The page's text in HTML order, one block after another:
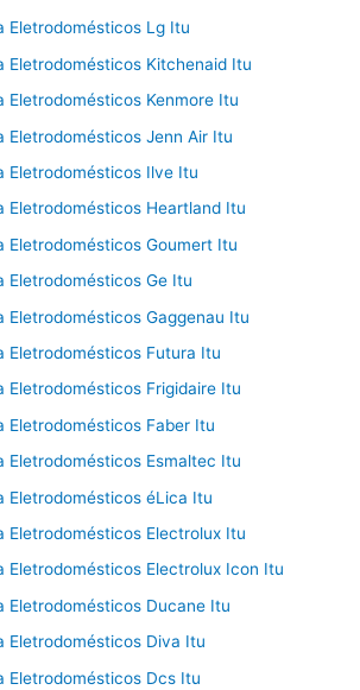
Eletrodomésticos Lg Itu
Eletrodomésticos Kitchenaid Itu
Eletrodomésticos Kenmore Itu
Eletrodomésticos Jenn Air Itu
Eletrodomésticos Ilve Itu
Eletrodomésticos Heartland Itu
Eletrodomésticos Goumert Itu
Eletrodomésticos Ge Itu
Eletrodomésticos Gaggenau Itu
Eletrodomésticos Futura Itu
Eletrodomésticos Frigidaire Itu
Eletrodomésticos Faber Itu
Eletrodomésticos Esmaltec Itu
Eletrodomésticos éLica Itu
Eletrodomésticos Electrolux Itu
Eletrodomésticos Electrolux Icon Itu
Eletrodomésticos Ducane Itu
Eletrodomésticos Diva Itu
Eletrodomésticos Dcs Itu